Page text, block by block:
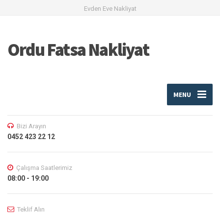
Evden Eve Nakliyat
Ordu Fatsa Nakliyat
MENU
Bizi Arayın
0452 423 22 12
Çalışma Saatlerimiz
08:00 - 19:00
Teklif Alın